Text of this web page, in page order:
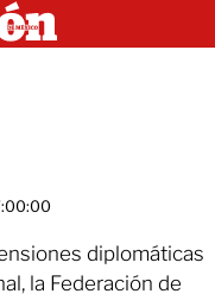
diplomáticas
la Federación de